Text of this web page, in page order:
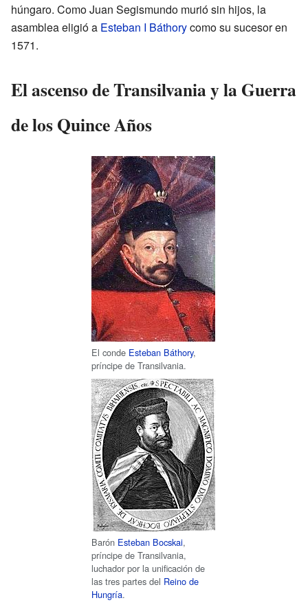
húngaro. Como Juan Segismundo murió sin hijos, la
asamblea eligió a Esteban I Báthorycomo su sucesor en
1571.
El ascenso de Transilvania y la Guerra
de los Quince Años
El conde Esteban Báthory,
príncipe de Transilvania.
Barón Esteban Bocskai,
príncipe de Transilvania,
luchador por la unificación de
las tres partes del Reino de
Hungría.